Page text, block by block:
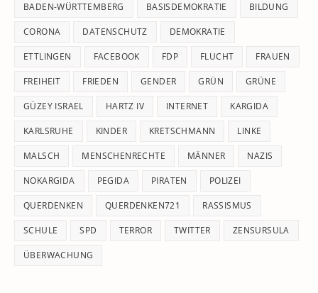
BADEN-WÜRTTEMBERG BASISDEMOKRATIE BILDUNG
CORONA DATENSCHUTZ DEMOKRATIE
ETTLINGEN FACEBOOK FDP FLUCHT FRAUEN
FREIHEIT FRIEDEN GENDER GRÜN GRÜNE
GÜZEY ISRAEL HARTZ IV INTERNET KARGIDA
KARLSRUHE KINDER KRETSCHMANN LINKE
MALSCH MENSCHENRECHTE MÄNNER NAZIS
NOKARGIDA PEGIDA PIRATEN POLIZEI
QUERDENKEN QUERDENKEN721 RASSISMUS
SCHULE SPD TERROR TWITTER ZENSURSULA
ÜBERWACHUNG